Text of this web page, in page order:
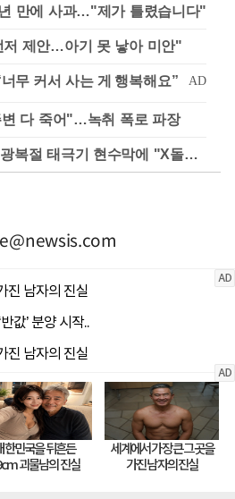
만에 사과…"제가 틀렸습니다"
저 제안…아기 못 낳아 미안"
다 죽어"…녹취 폭로 파장
김희철, 거꾸로 걸린 광복절 태극기 현수막에 "X돌았네"